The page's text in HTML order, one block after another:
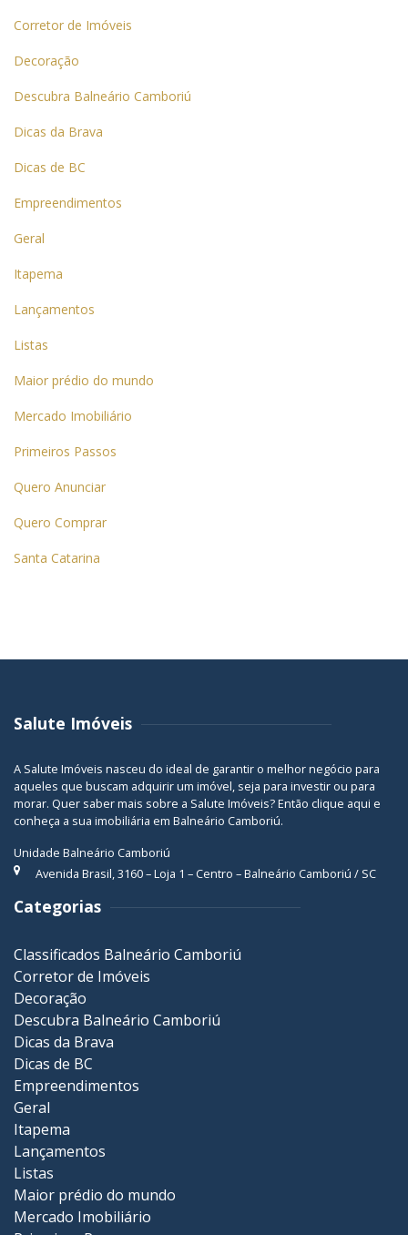
Corretor de Imóveis
Decoração
Descubra Balneário Camboriú
Dicas da Brava
Dicas de BC
Empreendimentos
Geral
Itapema
Lançamentos
Listas
Maior prédio do mundo
Mercado Imobiliário
Primeiros Passos
Quero Anunciar
Quero Comprar
Santa Catarina
Salute Imóveis
A Salute Imóveis nasceu do ideal de garantir o melhor negócio para
aqueles que buscam adquirir um imóvel, seja para investir ou para
morar. Quer saber mais sobre a Salute Imóveis? Então clique aqui e
conheça a sua imobiliária em Balneário Camboriú.
Unidade Balneário Camboriú
Avenida Brasil, 3160 – Loja 1 – Centro – Balneário Camboriú / SC
Categorias
Classificados Balneário Camboriú
Corretor de Imóveis
Decoração
Descubra Balneário Camboriú
Dicas da Brava
Dicas de BC
Empreendimentos
Geral
Itapema
Lançamentos
Listas
Maior prédio do mundo
Mercado Imobiliário